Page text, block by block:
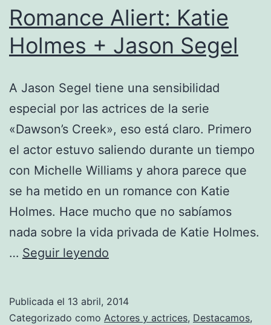
Romance Aliert: Katie
Holmes + Jason Segel
A Jason Segel tiene una sensibilidad
especial por las actrices de la serie
«Dawson’s Creek», eso está claro. Primero
el actor estuvo saliendo durante un tiempo
con Michelle Williams y ahora parece que
se ha metido en un romance con Katie
Holmes. Hace mucho que no sabíamos
nada sobre la vida privada de Katie Holmes.
… Seguir leyendo
Holmes
Publicada el 13 abril, 2014
Categorizado como Actores y actrices, Destacamos,